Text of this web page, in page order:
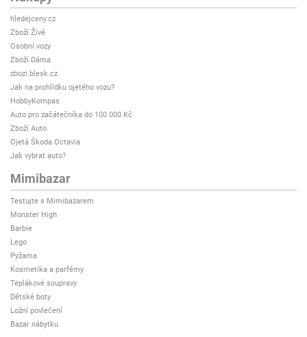
hledejceny.cz
Zboží Živě
Osobní vozy
Zboží Dáma
zbozi.blesk.cz
Jak na prohlídku ojetého vozu?
HobbyKompas
Auto pro začátečníka do 100 000 Kč
Zboží Auto
Ojetá Škoda Octavia
Jak vybrat auto?
Mimibazar
Testujte s Mimibazarem
Monster High
Barbie
Lego
Pyžama
Kosmetika a parfémy
Teplákové soupravy
Dětské boty
Ložní povlečení
Bazar nábytku